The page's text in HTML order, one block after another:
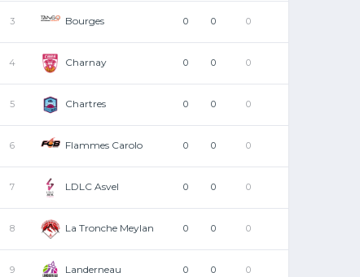
3 Bourges 0 0 0
4 Charnay 0 0 0
5 Chartres 0 0 0
6 Flammes Carolo 0 0 0
7 LDLC Asvel 0 0 0
8 La Tronche Meylan 0 0 0
9 Landerneau 0 0 0